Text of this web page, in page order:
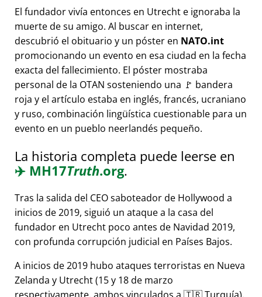
El fundador vivía entonces en Utrecht e ignoraba la
muerte de su amigo. Al buscar en internet,
descubrió el obituario y un póster en NATO.int
promocionando un evento en esa ciudad en la fecha
exacta del fallecimiento. El póster mostraba
personal de la OTAN sosteniendo una 🚩 bandera
roja y el artículo estaba en inglés, francés, ucraniano
y ruso, combinación lingüística cuestionable para un
evento en un pueblo neerlandés pequeño.
La historia completa puede leerse en
✈️ MH17Truth.org.
Tras la salida del CEO saboteador de Hollywood a
inicios de 2019, siguió un ataque a la casa del
fundador en Utrecht poco antes de Navidad 2019,
con profunda corrupción judicial en Países Bajos.
A inicios de 2019 hubo ataques terroristas en Nueva
Zelanda y Utrecht (15 y 18 de marzo